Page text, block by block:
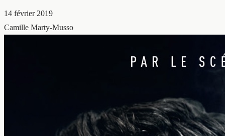
14 février 2019
Camille Marty-Musso